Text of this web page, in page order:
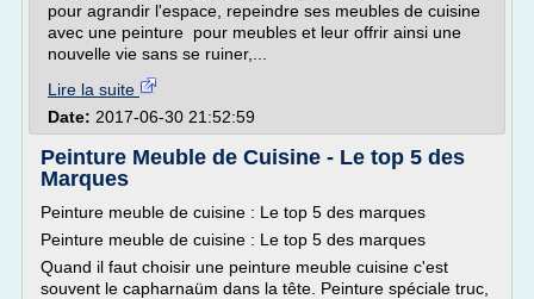
pour agrandir l'espace, repeindre ses meubles de cuisine
avec une peinture pour meubles et leur offrir ainsi une
nouvelle vie sans se ruiner,...
Lire la suite
Date: 2017-06-30 21:52:59
Peinture Meuble de Cuisine - Le top 5 des
Marques
Peinture meuble de cuisine : Le top 5 des marques
Peinture meuble de cuisine : Le top 5 des marques
Quand il faut choisir une peinture meuble cuisine c'est
souvent le capharnaüm dans la tête. Peinture spéciale truc,